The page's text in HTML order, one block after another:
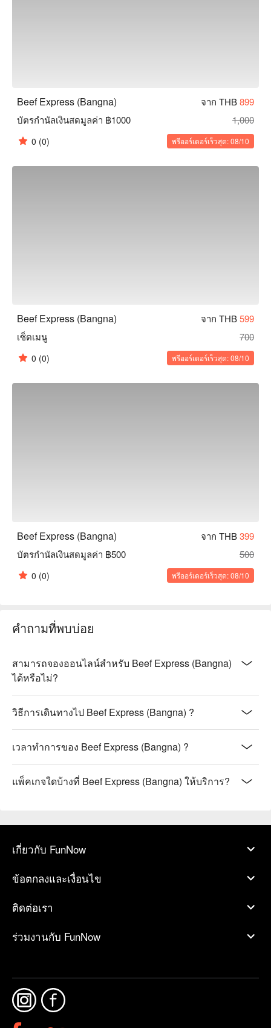
Beef Express (Bangna) จาก THB899
บัตรกำนัลเงินสดมูลค่า ฿1000
1,000
0 (0) พรีออร์เดอร์เร็วสุด: 08/10
Beef Express (Bangna) จาก THB599
เซ็ตเมนู
700
0 (0) พรีออร์เดอร์เร็วสุด: 08/10
Beef Express (Bangna) จาก THB399
บัตรกำนัลเงินสดมูลค่า ฿500
500
0 (0) พรีออร์เดอร์เร็วสุด: 08/10
คำถามที่พบบ่อย
สามารถจองออนไลน์สำหรับ Beef Express (Bangna)
ได้หรือไม่?
วิธีการเดินทางไป Beef Express (Bangna) ?
เวลาทำการของ Beef Express (Bangna) ?
แพ็คเกจใดบ้างที่ Beef Express (Bangna) ให้บริการ?
เกี่ยวกับ FunNow
ข้อตกลงและเงื่อนไข
ติดต่อเรา
ร่วมงานกับ FunNow